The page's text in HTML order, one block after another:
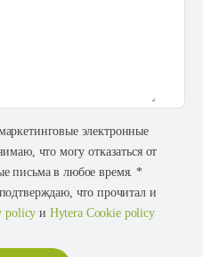
электронные
что могу отказаться от
письма в любое время. *
что прочитал и
policy и Hytera Cookie policy